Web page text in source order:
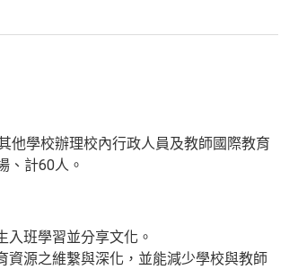
他學校辦理校內行政人員及教師國際教育
、計60人。
入班學習並分享文化。
資源之維繫與深化，並能減少學校與教師